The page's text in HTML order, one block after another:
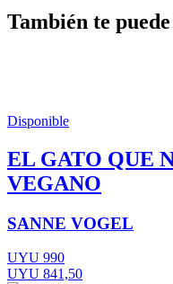
También te
Disponible
EL GATO QUE
VEGANO
SANNE VOGEL
UYU 990
UYU 841,50